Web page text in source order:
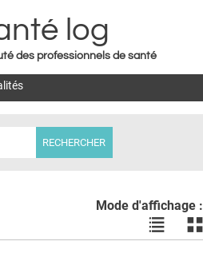
to navigation
log
des professionnels de santé
Mode d'affichage :
Voir
les
les